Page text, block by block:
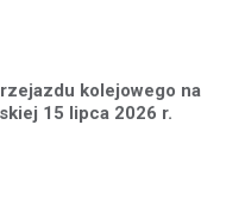
kolejowego na
15 lipca 2026 r.